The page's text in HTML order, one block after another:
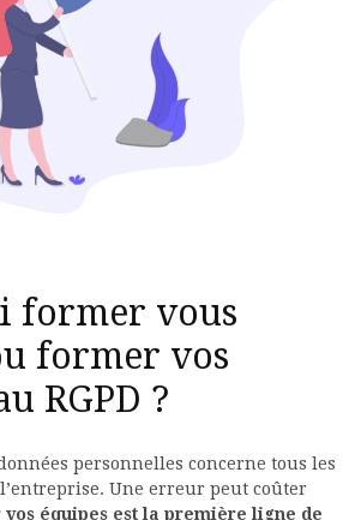
former vous
former vos
RGPD ?
personnelles concerne tous les
Une erreur peut coûter
équipes est la première ligne de